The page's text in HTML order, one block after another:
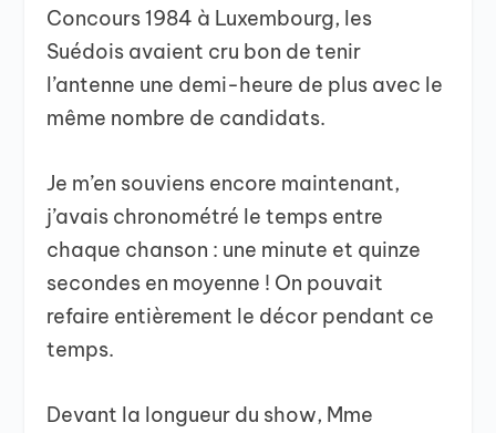
Concours 1984 à Luxembourg, les
Suédois avaient cru bon de tenir
l’antenne une demi-heure de plus avec le
même nombre de candidats.
Je m’en souviens encore maintenant,
j’avais chronométré le temps entre
chaque chanson : une minute et quinze
secondes en moyenne ! On pouvait
refaire entièrement le décor pendant ce
temps.
Devant la longueur du show, Mme